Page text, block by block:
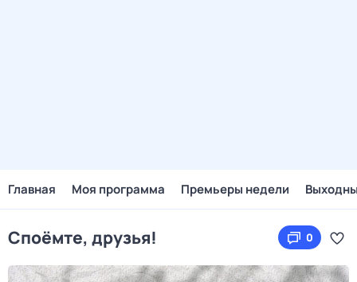
Главная Моя программа Премьеры недели
Споёмте, друзья! 0